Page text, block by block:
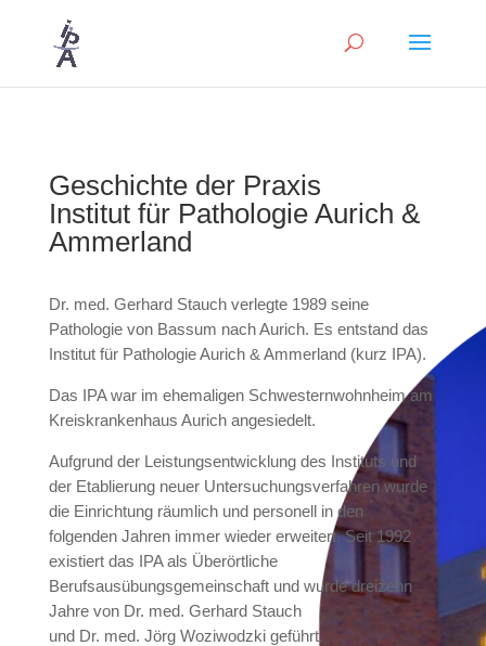
Geschichte der Praxis
Institut für Pathologie Aurich &
Ammerland
Dr. med. Gerhard Stauch verlegte 1989 seine
Pathologie von Bassum nach Aurich. Es entstand das
Institut für Pathologie Aurich & Ammerland (kurz IPA).
Das IPA war im ehemaligen Schwesternwohnheim am
Kreiskrankenhaus Aurich angesiedelt.
Aufgrund der Leistungsentwicklung des Instituts und
der Etablierung neuer Untersuchungsverfahren wurde
die Einrichtung räumlich und personell in den
folgenden Jahren immer wieder erweitert. Seit 1992
existiert das IPA als Überörtliche
Berufsausübungsgemeinschaft und wurde dreizehn
Jahre von Dr. med. Gerhard Stauch
und Dr. med. Jörg Woziwodzki geführt.